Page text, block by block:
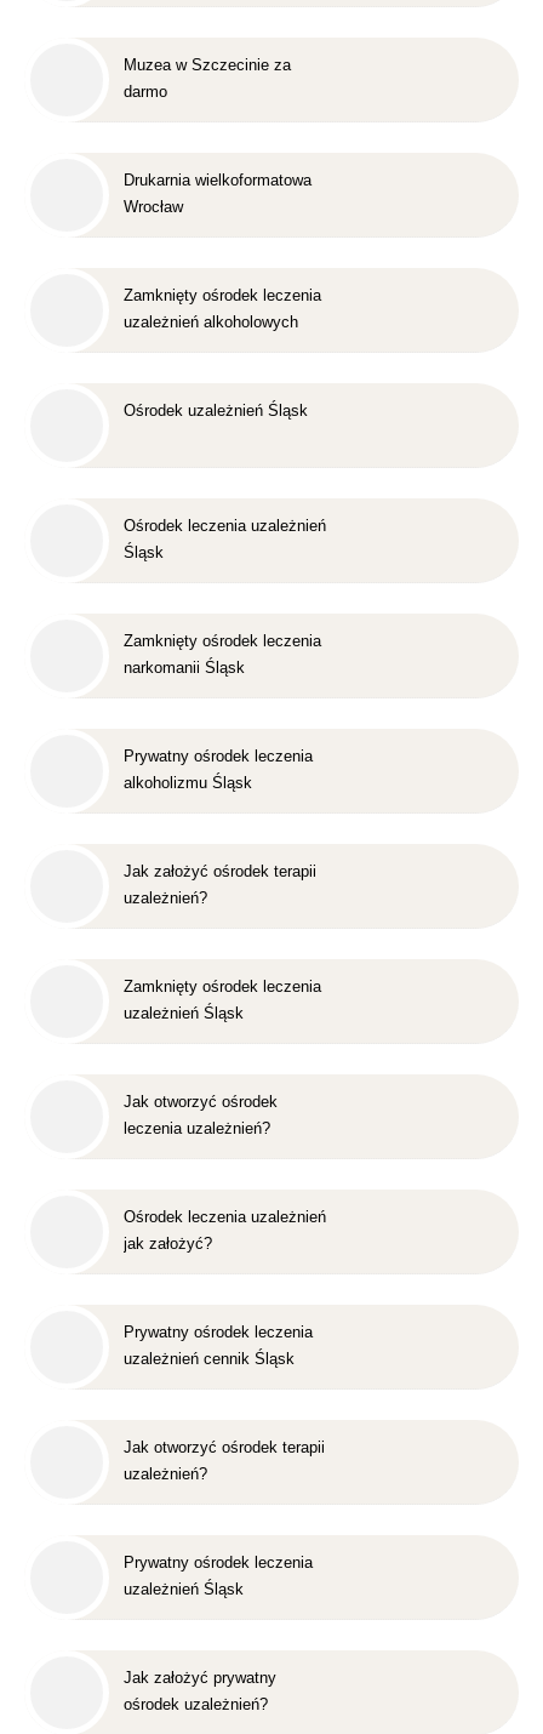
Muzea w Szczecinie za
darmo
Drukarnia wielkoformatowa
Wrocław
Zamknięty ośrodek leczenia
uzależnień alkoholowych
Ośrodek uzależnień Śląsk
Ośrodek leczenia uzależnień
Śląsk
Zamknięty ośrodek leczenia
narkomanii Śląsk
Prywatny ośrodek leczenia
alkoholizmu Śląsk
Jak założyć ośrodek terapii
uzależnień?
Zamknięty ośrodek leczenia
uzależnień Śląsk
Jak otworzyć ośrodek
leczenia uzależnień?
Ośrodek leczenia uzależnień
jak założyć?
Prywatny ośrodek leczenia
uzależnień cennik Śląsk
Jak otworzyć ośrodek terapii
uzależnień?
Prywatny ośrodek leczenia
uzależnień Śląsk
Jak założyć prywatny
ośrodek uzależnień?